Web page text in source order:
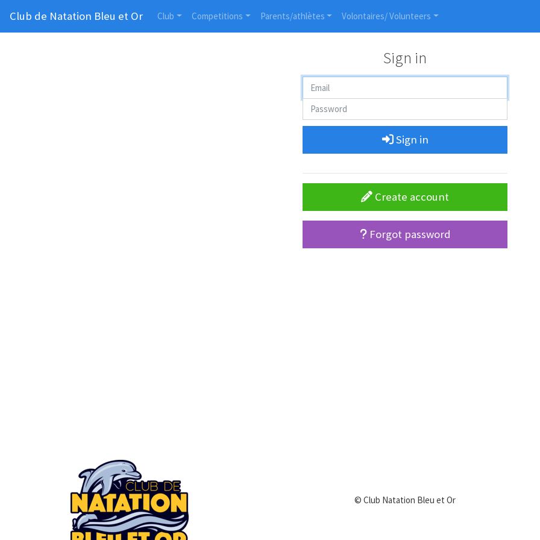
Club de Natation Bleu et Or Club Competitions Parents/athlètes Volontaires/ Volunteers
Sign in
Sign in
Create account
Forgot password
© Club Natation Bleu et Or